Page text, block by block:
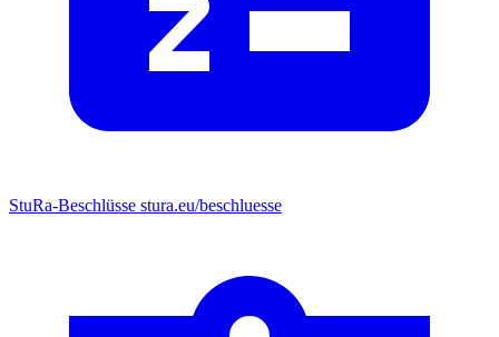
StuRa-Beschlüsse stura.eu/beschluesse